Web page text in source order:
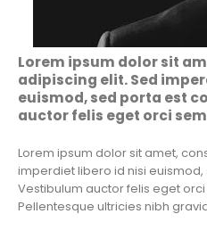
Lorem ipsum dolor sit
adipiscing elit. Sed
euismod, sed porta est
auctor felis eget orci
Lorem ipsum dolor sit amet,
imperdiet libero id nisi
Vestibulum auctor felis eget
Pellentesque ultricies nibh